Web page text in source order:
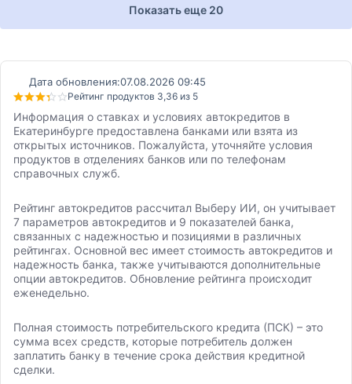
Показать еще 20
Дата обновления:07.08.2026 09:45
Рейтинг продуктов 3,36 из 5
Информация о ставках и условиях автокредитов в
Екатеринбурге предоставлена банками или взята из
открытых источников. Пожалуйста, уточняйте условия
продуктов в отделениях банков или по телефонам
справочных служб.
Рейтинг автокредитов рассчитал Выберу ИИ, он учитывает
7 параметров автокредитов и 9 показателей банка,
связанных с надежностью и позициями в различных
рейтингах. Основной вес имеет стоимость автокредитов и
надежность банка, также учитываются дополнительные
опции автокредитов. Обновление рейтинга происходит
еженедельно.
Полная стоимость потребительского кредита (ПСК) – это
сумма всех средств, которые потребитель должен
заплатить банку в течение срока действия кредитной
сделки.